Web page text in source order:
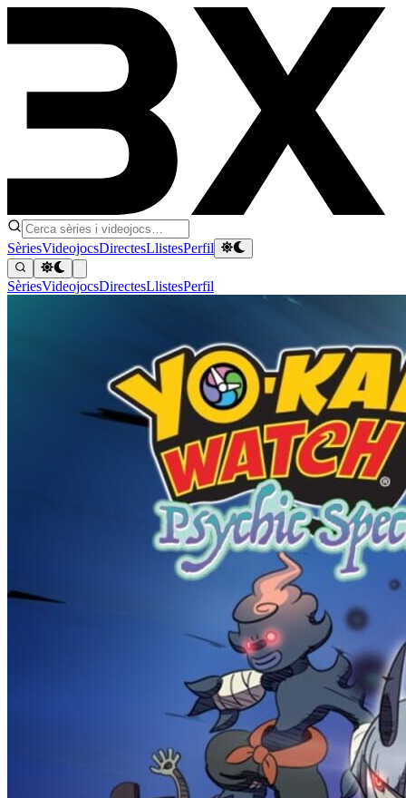
SèriesVideojocsDirectesLlistesPerfil
SèriesVideojocsDirectesLlistesPerfil